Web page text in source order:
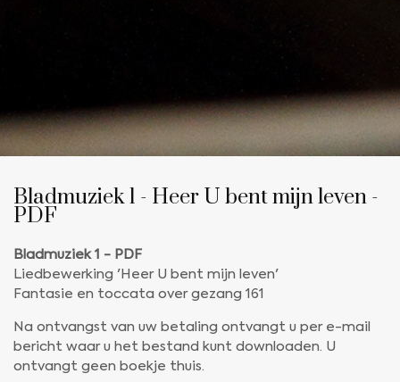
Bladmuziek 1 - Heer U bent mijn leven -
PDF
Bladmuziek 1 - PDF
Liedbewerking 'Heer U bent mijn leven'
Fantasie en toccata over gezang 161
Na ontvangst van uw betaling ontvangt u per e-mail
bericht waar u het bestand kunt downloaden. U
ontvangt geen boekje thuis.